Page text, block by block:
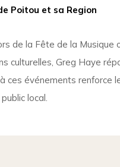
Poitou et sa Region
de la Fête de la Musique
culturelles, Greg Haye
ces événements renforce
local.